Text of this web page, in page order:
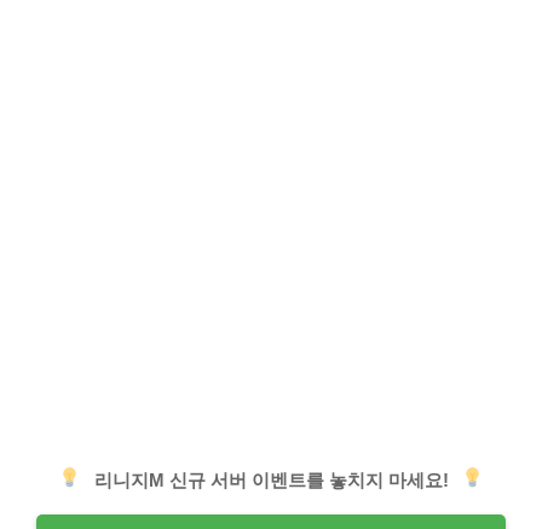
리니지M 신규 서버 이벤트를 놓치지 마세요!